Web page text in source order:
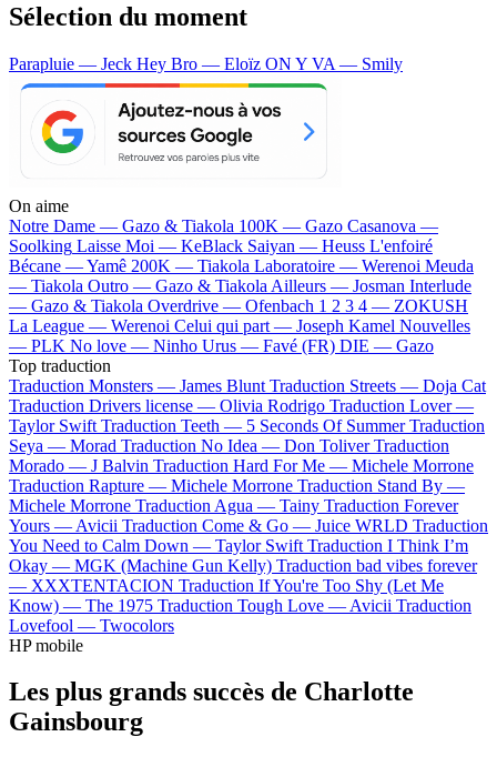
Sélection du moment
Parapluie — Jeck Hey Bro — Eloïz ON Y VA — Smily
On aime
Notre Dame — Gazo & Tiakola 100K — Gazo Casanova —
Soolking Laisse Moi — KeBlack Saiyan — Heuss L'enfoiré
Bécane —Yamê 200K — Tiakola Laboratoire — Werenoi Meuda
— Tiakola Outro — Gazo & Tiakola Ailleurs — Josman Interlude
— Gazo & Tiakola Overdrive — Ofenbach 1 2 3 4 — ZOKUSH
La League — Werenoi Celui qui part — Joseph Kamel Nouvelles
— PLK No love — Ninho Urus — Favé (FR) DIE — Gazo
Top traduction
Traduction Monsters — James Blunt Traduction Streets — Doja Cat
Traduction Drivers license — Olivia Rodrigo Traduction Lover —
Taylor Swift Traduction Teeth — 5 Seconds Of Summer Traduction
Seya — Morad Traduction No Idea — Don Toliver Traduction
Morado — J Balvin Traduction Hard For Me — Michele Morrone
Traduction Rapture — Michele Morrone Traduction Stand By —
Michele Morrone Traduction Agua — Tainy Traduction Forever
Yours — Avicii Traduction Come & Go — Juice WRLD Traduction
You Need to Calm Down — Taylor Swift Traduction I Think I’m
Okay — MGK (Machine Gun Kelly) Traduction bad vibes forever
— XXXTENTACION Traduction If You're Too Shy (Let Me
Know) — The 1975 Traduction Tough Love — Avicii Traduction
Lovefool — Twocolors
HP mobile
Les plus grands succès de Charlotte
Gainsbourg